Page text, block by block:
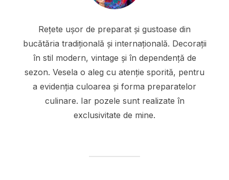
Rețete ușor de preparat și gustoase din
bucătăria tradițională și internațională. Decorații
în stil modern, vintage și în dependență de
sezon. Vesela o aleg cu atenție sporită, pentru
a evidenția culoarea și forma preparatelor
culinare. Iar pozele sunt realizate în
exclusivitate de mine.